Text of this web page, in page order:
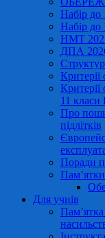
Набір до
Набір до
НМТ
ДПА
Критерії
11
Про
підлітків
Поради
Пам’ятки
Для учнів